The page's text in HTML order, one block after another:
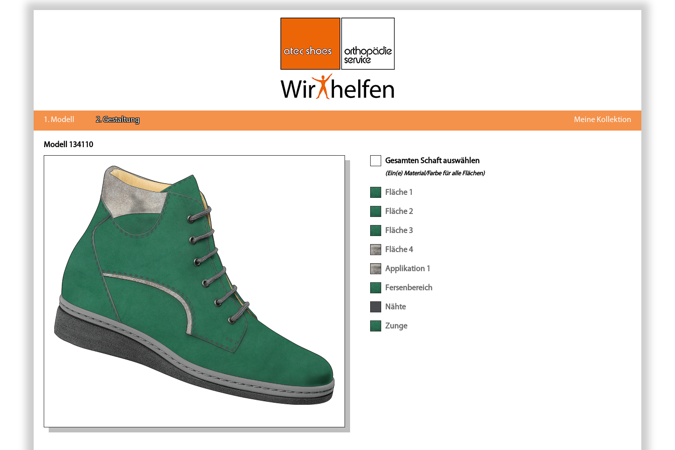
1. Modell 2. Gestaltung Meine Kollektion
Modell 134110
Gesamten Schaft auswählen
(Ein(e) Material/Farbe für alle Flächen)
Fläche 1
Fläche 2
Fläche 3
Fläche 4
Applikation 1
Fersenbereich
Nähte
Zunge